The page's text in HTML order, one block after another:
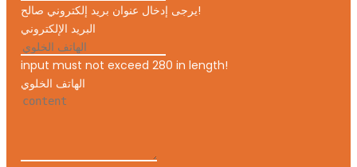
يرجى إدخال عنوان بريد إلكتروني صالح!
البريد الإلكتروني
input must not exceed 280 in length!
الهاتف الخلوي